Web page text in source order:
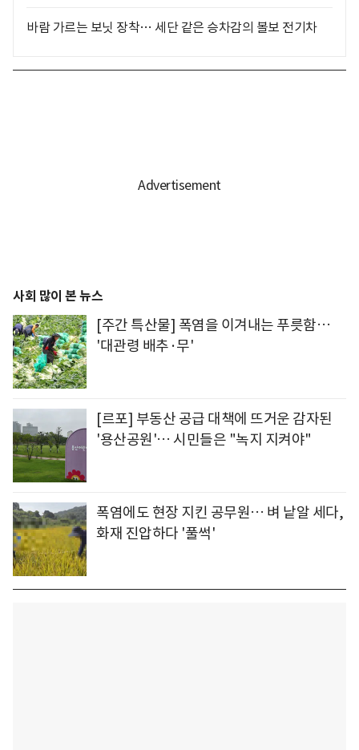
바람 가르는 보닛 장착… 세단 같은 승차감의 볼보 전기차
사회 많이 본 뉴스
[주간 특산물] 폭염을 이겨내는 푸릇함…
'대관령 배추·무'
[르포] 부동산 공급 대책에 뜨거운 감자된
'용산공원'… 시민들은 "녹지 지켜야"
폭염에도 현장 지킨 공무원… 벼 낱알 세다,
화재 진압하다 '풀썩'